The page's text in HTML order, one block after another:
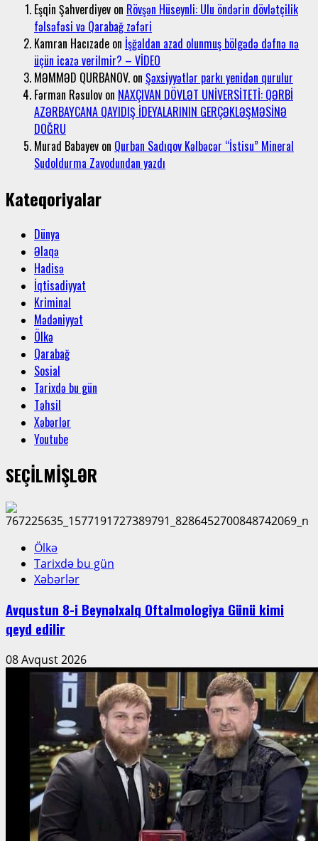
Eşqin Şahverdiyev on Rövşən Hüseynli: Ulu öndərin dövlətçilik
fəlsəfəsi və Qarabağ zəfəri
Kamran Hacızade on İşğaldan azad olunmuş bölgədə dəfnə nə
üçün icazə verilmir? – VİDEO
MƏMMƏD QURBANOV. on Şəxsiyyətlər parkı yenidən qurulur
Fərman Rəsulov on NAXÇIVAN DÖVLƏT UNİVERSİTETİ: QƏRBİ
AZƏRBAYCANA QAYIDIŞ İDEYALARININ GERÇƏKLƏŞMƏSİNƏ
DOĞRU
Murad Babayev on Qurban Sadıqov Kəlbəcər “İstisu” Mineral
Sudoldurma Zavodundan yazdı
Kateqoriyalar
Dünya
Əlaqə
Hadisə
İqtisadiyyat
Kriminal
Mədəniyyət
Ölkə
Qarabağ
Sosial
Tarixdə bu gün
Təhsil
Xəbərlər
Youtube
SEÇİLMİŞLƏR
Ölkə
Tarixdə bu gün
Xəbərlər
Avqustun 8-i Beynəlxalq Oftalmologiya Günü kimi
qeyd edilir
08 Avqust 2026